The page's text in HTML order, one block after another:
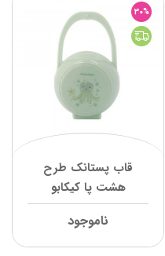
30%
قاب پستانک طرح
هشت پا کیکابو
ناموجود